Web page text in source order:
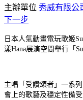
主辦單位 秀威有限公
下一步
日本人氣動畫電玩歌姬
漾Hana展演空間舉行「
主唱「受讚頌者」一系
會上的歌藝及穩定性備